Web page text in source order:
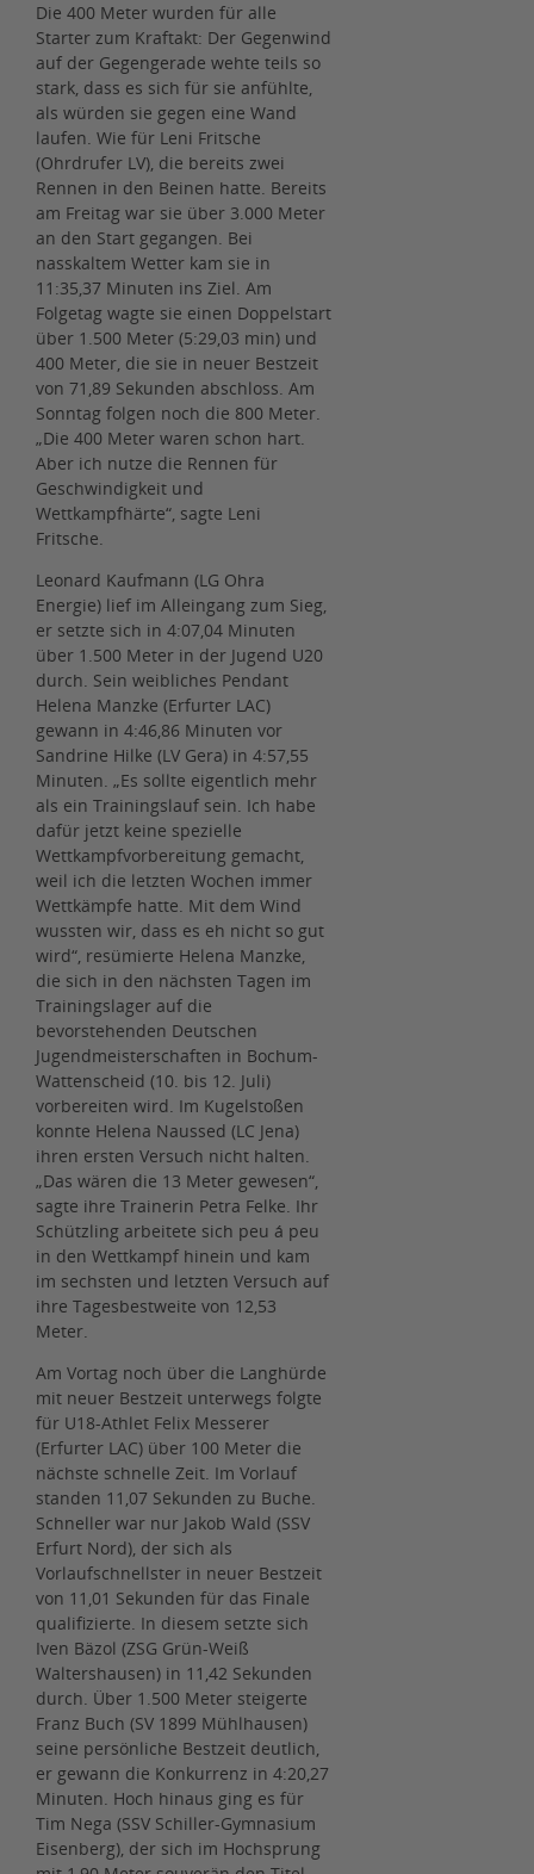
Die 400 Meter wurden für alle
Starter zum Kraftakt: Der Gegenwind
auf der Gegengerade wehte teils so
stark, dass es sich für sie anfühlte,
als würden sie gegen eine Wand
laufen. Wie für Leni Fritsche
(Ohrdrufer LV), die bereits zwei
Rennen in den Beinen hatte. Bereits
am Freitag war sie über 3.000 Meter
an den Start gegangen. Bei
nasskaltem Wetter kam sie in
11:35,37 Minuten ins Ziel. Am
Folgetag wagte sie einen Doppelstart
über 1.500 Meter (5:29,03 min) und
400 Meter, die sie in neuer Bestzeit
von 71,89 Sekunden abschloss. Am
Sonntag folgen noch die 800 Meter.
„Die 400 Meter waren schon hart.
Aber ich nutze die Rennen für
Geschwindigkeit und
Wettkampfhärte“, sagte Leni
Fritsche.
Leonard Kaufmann (LG Ohra
Energie) lief im Alleingang zum Sieg,
er setzte sich in 4:07,04 Minuten
über 1.500 Meter in der Jugend U20
durch. Sein weibliches Pendant
Helena Manzke (Erfurter LAC)
gewann in 4:46,86 Minuten vor
Sandrine Hilke (LV Gera) in 4:57,55
Minuten. „Es sollte eigentlich mehr
als ein Trainingslauf sein. Ich habe
dafür jetzt keine spezielle
Wettkampfvorbereitung gemacht,
weil ich die letzten Wochen immer
Wettkämpfe hatte. Mit dem Wind
wussten wir, dass es eh nicht so gut
wird“, resümierte Helena Manzke,
die sich in den nächsten Tagen im
Trainingslager auf die
bevorstehenden Deutschen
Jugendmeisterschaften in Bochum-
Wattenscheid (10. bis 12. Juli)
vorbereiten wird. Im Kugelstoßen
konnte Helena Naussed (LC Jena)
ihren ersten Versuch nicht halten.
„Das wären die 13 Meter gewesen“,
sagte ihre Trainerin Petra Felke. Ihr
Schützling arbeitete sich peu á peu
in den Wettkampf hinein und kam
im sechsten und letzten Versuch auf
ihre Tagesbestweite von 12,53
Meter.
Am Vortag noch über die Langhürde
mit neuer Bestzeit unterwegs folgte
für U18-Athlet Felix Messerer
(Erfurter LAC) über 100 Meter die
nächste schnelle Zeit. Im Vorlauf
standen 11,07 Sekunden zu Buche.
Schneller war nur Jakob Wald (SSV
Erfurt Nord), der sich als
Vorlaufschnellster in neuer Bestzeit
von 11,01 Sekunden für das Finale
qualifizierte. In diesem setzte sich
Iven Bäzol (ZSG Grün-Weiß
Waltershausen) in 11,42 Sekunden
durch. Über 1.500 Meter steigerte
Franz Buch (SV 1899 Mühlhausen)
seine persönliche Bestzeit deutlich,
er gewann die Konkurrenz in 4:20,27
Minuten. Hoch hinaus ging es für
Tim Nega (SSV Schiller-Gymnasium
Eisenberg), der sich im Hochsprung